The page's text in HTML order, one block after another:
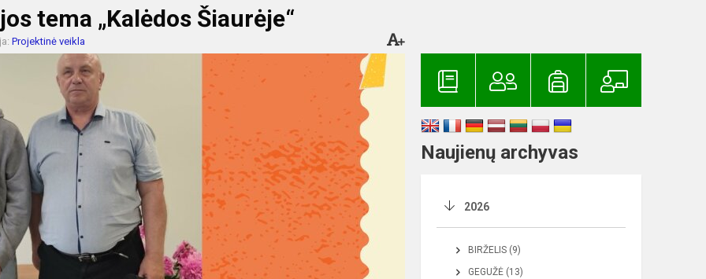
tema „Kalėdos Šiaurėje“
Projektinė veikla
Naujienų archyvas
2026
BIRŽELIS (9)
GEGUŽĖ (13)